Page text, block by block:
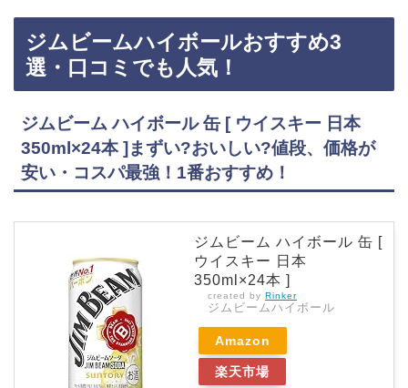
ジムビームハイボールおすすめ3
選・口コミでも人気！
ジムビーム ハイボール 缶 [ ウイスキー 日本
350ml×24本 ]まずい?おいしい?値段、価格が
安い・コスパ最強！1番おすすめ！
ジムビーム ハイボール 缶 [
ウイスキー 日本
350ml×24本 ]
created by Rinker
ジムビームハイボール
Amazon
楽天市場